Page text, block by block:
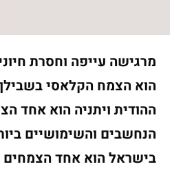
מרגישה עייפה וחסרת
הוא הצמח הקלאסי בשבילך.
ההודית ויתניה הוא אחד
הנחשבים והשימושיים
בישראל הוא אחד הצמחים